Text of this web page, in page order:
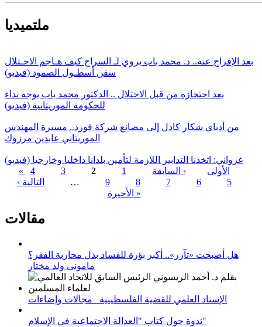
ملتميديا
بعد الإفراج عنه.. د. محمد باب يروي لـ السراج كيف هـاجم الاحـتلال
سفن أسطـول الصمود (فيديو)
بعد احتجازه من قبل الاحتلال .. الدكتور محمد باب يوجه نداء
للحكومة الموريتانية (فيديو)
من أدباي شكار كادل إلى مصانع شركة فورد.. مسيرة المهندس
الموريتاني عابدين مرزوك
غزواني: اتخذنا التدابير اللازمة لتأمين بلدانا داخليا وخارجيا (فيديو)
الصفحات
« الأولى ‹ السابقة 1
2
3
4
5
6
7
8
9
…
التالية ›
الأخيرة »
مقالات
هل أصبحت «تآزر».. أكبر بؤرة للفساد بدل محاربة الفقر؟
مامونى ولد مختار
الإسناد العلمي للقضية الفلسطينية_ مجالات وإضاءات
ندوة حول كتاب "العدالة الاجتماعية في الإسلام"